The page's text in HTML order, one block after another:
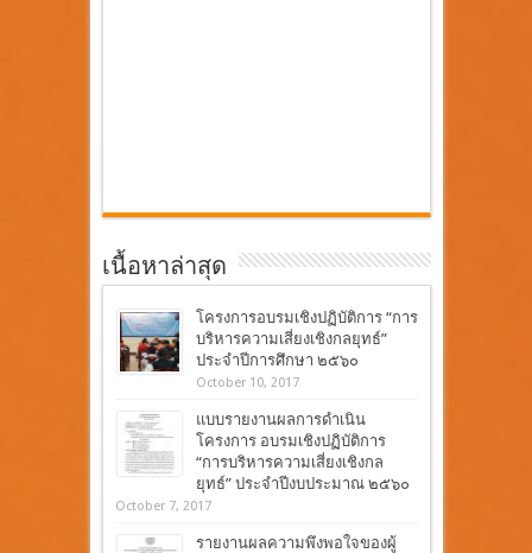
เนื้อหาล่าสุด
โครงการอบรมเชิงปฏิบัติการ “การ
บริหารความเสี่ยงเชิงกลยุทธ์”
ประจำปีการศึกษา ๒๕๖๐
October 10, 2017
แบบรายงานผลการดำเนิน
โครงการ อบรมเชิงปฏิบัติการ
“การบริหารความเสี่ยงเชิงกล
ยุทธ์” ประจำปีงบประมาณ ๒๕๖๐
October 7, 2017
รายงานผลความพึงพอใจของผู้